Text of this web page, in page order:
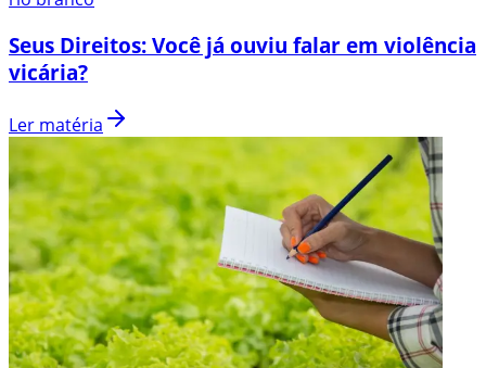
Seus Direitos: Você já ouviu falar em violência
vicária?
Ler matéria